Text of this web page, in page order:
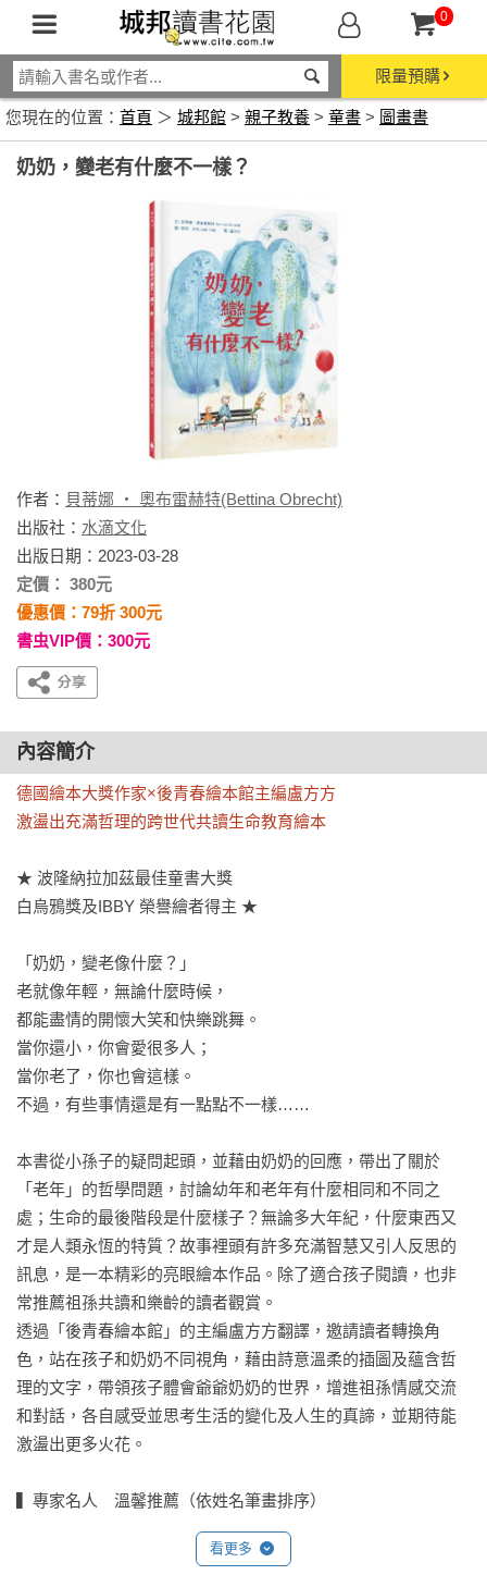
0
限量預購
您現在的位置： 首頁 ＞ 城邦館 > 親子教養 > 童書 > 圖畫書
奶奶，變老有什麼不一樣？
作者： 貝蒂娜 ‧ 奧布雷赫特(Bettina Obrecht)
出版社： 水滴文化
出版日期：2023-03-28
定價： 380元
優惠價：79折 300元
書虫VIP價：300元
內容簡介
德國繪本大獎作家×後青春繪本館主編盧方方
激盪出充滿哲理的跨世代共讀生命教育繪本
★ 波隆納拉加茲最佳童書大獎
白烏鴉獎及IBBY 榮譽繪者得主 ★
「奶奶，變老像什麼？」
老就像年輕，無論什麼時候，
都能盡情的開懷大笑和快樂跳舞。
當你還小，你會愛很多人；
當你老了，你也會這樣。
不過，有些事情還是有一點點不一樣……
本書從小孫子的疑問起頭，並藉由奶奶的回應，帶出了關於
「老年」的哲學問題，討論幼年和老年有什麼相同和不同之
處；生命的最後階段是什麼樣子？無論多大年紀，什麼東西又
才是人類永恆的特質？故事裡頭有許多充滿智慧又引人反思的
訊息，是一本精彩的亮眼繪本作品。除了適合孩子閱讀，也非
常推薦祖孫共讀和樂齡的讀者觀賞。
透過「後青春繪本館」的主編盧方方翻譯，邀請讀者轉換角
色，站在孩子和奶奶不同視角，藉由詩意溫柔的插圖及蘊含哲
理的文字，帶領孩子體會爺爺奶奶的世界，增進祖孫情感交流
和對話，各自感受並思考生活的變化及人生的真諦，並期待能
激盪出更多火花。
▍專家名人　溫馨推薦（依姓名筆畫排序）
王意中／王意中心理治療所所長、臨床心理師
李正雄／安可人生雜誌創辦人 看更多